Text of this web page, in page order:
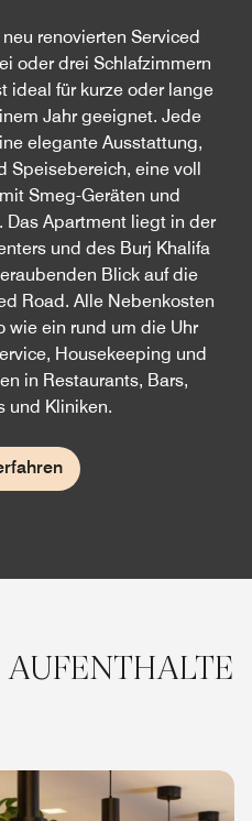
renovierten Serviced
oder drei Schlafzimmern
ideal für kurze oder lange
Jahr geeignet. Jede
elegante Ausstattung,
Speisebereich, eine voll
Smeg-Geräten und
Das Apartment liegt in der
und des Burj Khalifa
Blick auf die
Road. Alle Nebenkosten
wie ein rund um die Uhr
Housekeeping und
in Restaurants, Bars,
und Kliniken.
AUFENTHALTE